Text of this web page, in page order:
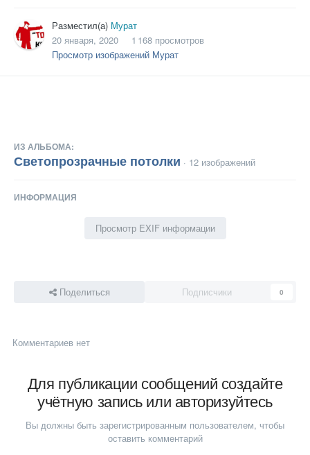
Разместил(а) Мурат
20 января, 2020
1 168 просмотров
Просмотр изображений Мурат
ИЗ АЛЬБОМА:
Светопрозрачные потолки · 12 изображений
ИНФОРМАЦИЯ
Просмотр EXIF информации
Поделиться Подписчики 0
Комментариев нет
Для публикации сообщений создайте
учётную запись или авторизуйтесь
Вы должны быть зарегистрированным пользователем, чтобы
оставить комментарий